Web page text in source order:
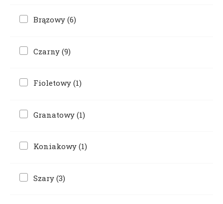
Brązowy(6)
Czarny(9)
Fioletowy(1)
Granatowy(1)
Koniakowy(1)
Szary(3)